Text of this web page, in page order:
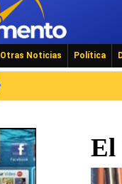
Otras Noticias Política
El